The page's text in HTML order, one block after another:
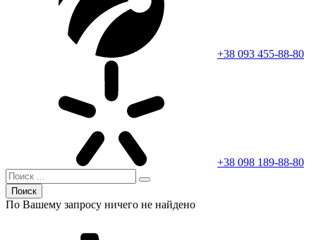
+38 093 455-88-80
+38 098 189-88-80
Поиск
По Вашему запросу ничего не найдено